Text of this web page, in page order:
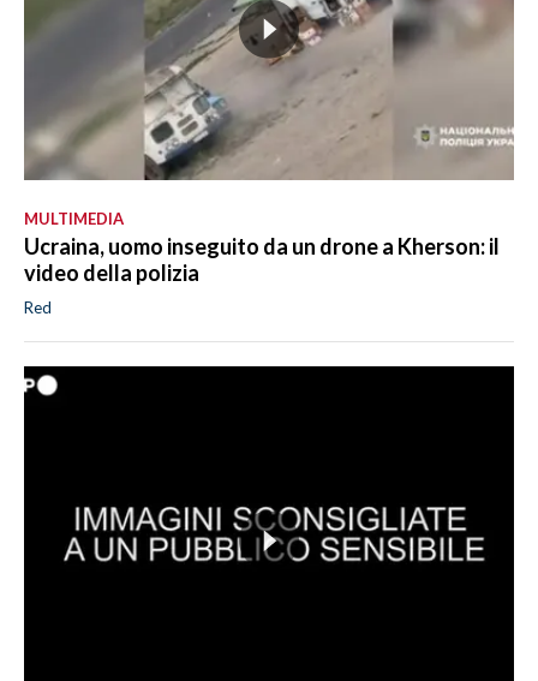
MULTIMEDIA
Ucraina, uomo inseguito da un drone a Kherson: il
video della polizia
Red